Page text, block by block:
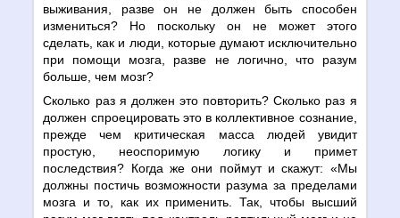
выживания, разве он не должен быть способен
измениться? Но поскольку он не может этого
сделать, как и люди, которые думают исключительно
при помощи мозга, разве не логично, что разум
больше, чем мозг?
Сколько раз я должен это повторить? Сколько раз я
должен спроецировать это в коллективное сознание,
прежде чем критическая масса людей увидит
простую, неоспоримую логику и примет
последствия? Когда же они поймут и скажут: «Мы
должны постичь возможности разума за пределами
мозга и то, как их применить. Так, чтобы высший